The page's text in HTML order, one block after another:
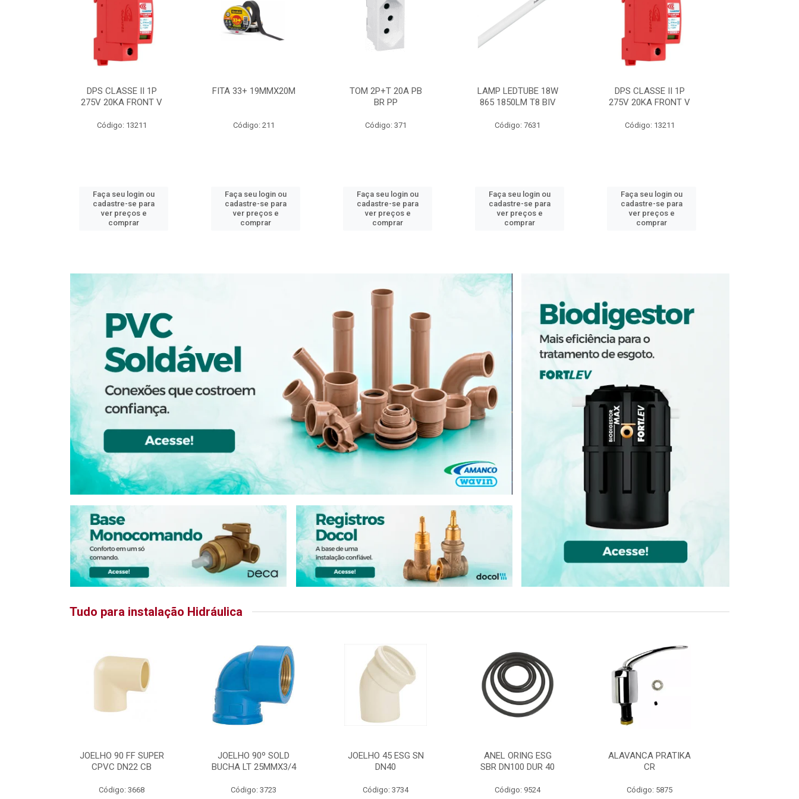
DPS CLASSE II 1P
275V 20KA FRONT V
Código: 13211
Faça seu login ou
cadastre-se para
ver preços e
comprar
FITA 33+ 19MMX20M
Código: 211
Faça seu login ou
cadastre-se para
ver preços e
comprar
TOM 2P+T 20A PB
BR PP
Código: 371
Faça seu login ou
cadastre-se para
ver preços e
comprar
LAMP LEDTUBE 18W
865 1850LM T8 BIV
Código: 7631
Faça seu login ou
cadastre-se para
ver preços e
comprar
DPS CLASSE II 1P
275V 20KA FRONT V
Código: 13211
Faça seu login ou
cadastre-se para
ver preços e
comprar
Tudo para instalação Hidráulica
JOELHO 90 FF SUPER
CPVC DN22 CB
Código: 3668
JOELHO 90º SOLD
BUCHA LT 25MMX3/4
Código: 3723
JOELHO 45 ESG SN
DN40
Código: 3734
ANEL ORING ESG
SBR DN100 DUR 40
Código: 9524
ALAVANCA PRATIKA
CR
Código: 5875